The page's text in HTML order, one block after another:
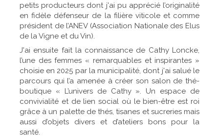
petits producteurs dont j'ai pu apprécié l’originalité
en fidèle défenseur de la filière viticole et comme
président de l’ANEV (Association Nationale des Elus
de la Vigne et du Vin).
J'ai ensuite fait la connaissance de Cathy Loncke,
l’une des femmes « remarquables et inspirantes »
choisie en 2025 par la municipalité, dont j'ai salué le
parcours qui l’a amenée à créer son salon de thé-
boutique « L’univers de Cathy ». Un espace de
convivialité et de lien social où le bien-être est roi
grâce à un palette de thés, tisanes et sucreries mais
aussi d’objets divers et d’ateliers bons pour la
santé.